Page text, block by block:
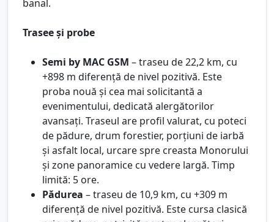
banal.
Trasee și probe
Semi by MAC GSM – traseu de 22,2 km, cu
+898 m diferență de nivel pozitivă. Este
proba nouă și cea mai solicitantă a
evenimentului, dedicată alergătorilor
avansați. Traseul are profil valurat, cu poteci
de pădure, drum forestier, porțiuni de iarbă
și asfalt local, urcare spre creasta Monorului
și zone panoramice cu vedere largă. Timp
limită: 5 ore.
Pădurea – traseu de 10,9 km, cu +309 m
diferență de nivel pozitivă. Este cursa clasică